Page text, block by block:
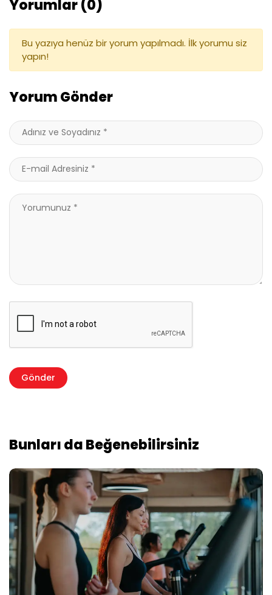
Yorumlar (0)
Bu yazıya henüz bir yorum yapılmadı. İlk yorumu siz
yapın!
Yorum Gönder
Bunları da Beğenebilirsiniz